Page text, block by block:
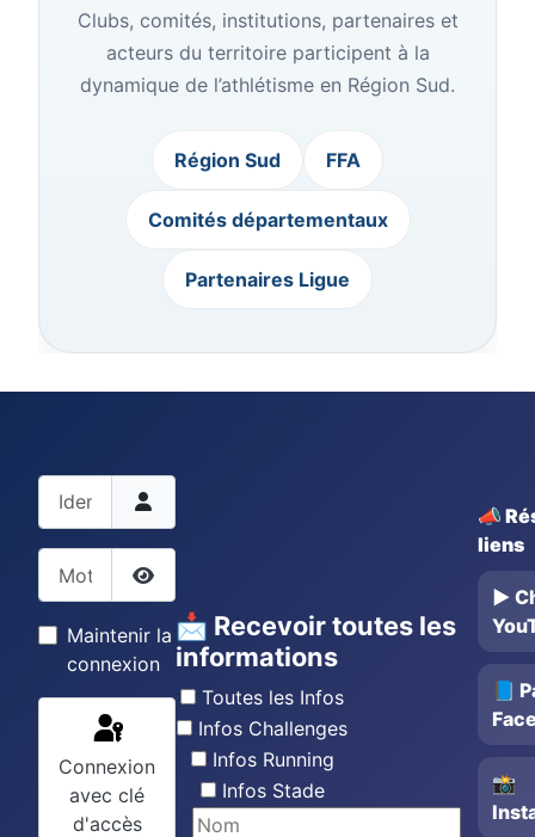
Clubs, comités, institutions, partenaires et
acteurs du territoire participent à la
dynamique de l’athlétisme en Région Sud.
Région Sud FFA
Comités départementaux
Partenaires Ligue
Identifiant
Mot de passe
Afficher le mot de passe
Maintenir la
connexion
Connexion
avec clé
d'accès
📩 Recevoir toutes les
informations
Toutes les Infos
Infos Challenges
Infos Running
Infos Stade
📣
liens
▶️
📘
📸